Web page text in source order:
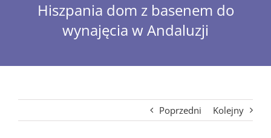
Hiszpania dom z basenem do
wynajęcia w Andaluzji
Poprzedni Kolejny